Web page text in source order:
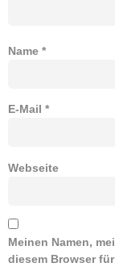
Name *
E-Mail *
Webseite
Meinen Namen,
diesem Browser